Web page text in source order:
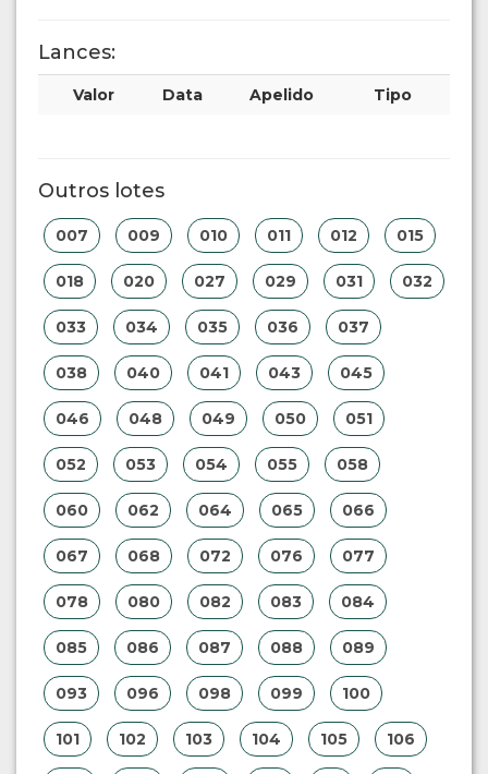
Lances:
Valor Data Apelido Tipo
Outros lotes
007 009 010 011 012 015
018 020 027 029 031 032
033 034 035 036 037
038 040 041 043 045
046 048 049 050 051
052 053 054 055 058
060 062 064 065 066
067 068 072 076 077
078 080 082 083 084
085 086 087 088 089
093 096 098 099 100
101 102 103 104 105 106